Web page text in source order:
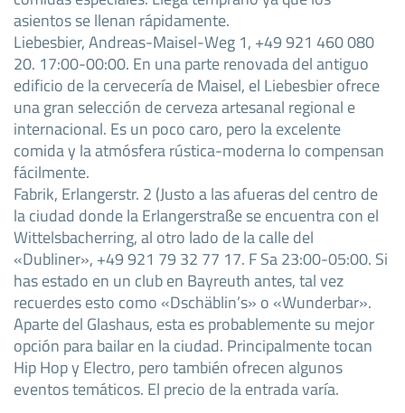
asientos se llenan rápidamente.
Liebesbier, Andreas-Maisel-Weg 1, +49 921 460 080
20. 17:00-00:00. En una parte renovada del antiguo
edificio de la cervecería de Maisel, el Liebesbier ofrece
una gran selección de cerveza artesanal regional e
internacional. Es un poco caro, pero la excelente
comida y la atmósfera rústica-moderna lo compensan
fácilmente.
Fabrik, Erlangerstr. 2 (Justo a las afueras del centro de
la ciudad donde la Erlangerstraße se encuentra con el
Wittelsbacherring, al otro lado de la calle del
«Dubliner», +49 921 79 32 77 17. F Sa 23:00-05:00. Si
has estado en un club en Bayreuth antes, tal vez
recuerdes esto como «Dschäblin’s» o «Wunderbar».
Aparte del Glashaus, esta es probablemente su mejor
opción para bailar en la ciudad. Principalmente tocan
Hip Hop y Electro, pero también ofrecen algunos
eventos temáticos. El precio de la entrada varía.